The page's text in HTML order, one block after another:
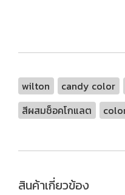
wilton candy color
สีผสมช็อคโกแลต
สินค้าเกี่ยวข้อง